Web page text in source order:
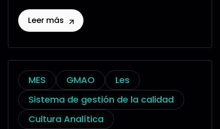
Leer más
MES GMAO
Les
Sistema de gestión de la calidad
Cultura Analítica